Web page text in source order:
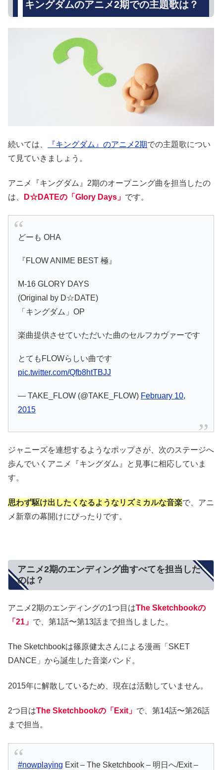
キングダムのアニメ2期での主題歌は？
続いては、 『キングダム』のアニメ2期での主題歌につい
て見ていきましょう。
アニメ『キングダム』2期のオープニング曲を担当したの
は、
D☆DATEの「Glory Days」 です。
どーも OHA
『FLOW ANIME BEST 極』
M-16 GLORY DAYS
(Original by D☆DATE)
「キングダム」OP
楽曲提供させていただいた曲のセルフカヴァーです
とてもFLOWらしい曲です
pic.twitter.com/Qfb8htTBJJ
— TAKE_FLOW (@TAKE_FLOW) February 10,
2015
ジャニーズを連想するようなポップさが、次のステージへ
歩んでいくアニメ『キングダム』と見事に相応していま
す。
思わず駆け出したくなるようなリズミカルな音楽で、アニ
メ新章の幕開けにぴったりです。
アニメ2期のエンディング曲すべてを担当した
のは？
アニメ2期のエンディングの1つ目はThe Sketchbookの
「21」 で、第1話〜第13話まで担当しました。
The Sketchbookは篠原健太さんによる漫画「SKET
DANCE」から誕生した音楽バンド。
2015年に解散しているため、現在は活動していません。
2つ目はThe Sketchbookの「Exit」 で、第14話〜第26話
まで担当。
#nowplaying Exit – The Sketchbook – 明日へ/Exit –